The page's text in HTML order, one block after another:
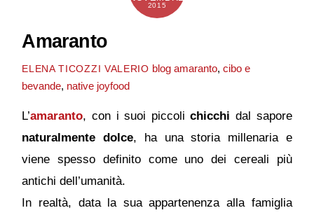
2015
Amaranto
ELENA TICOZZI VALERIO blog amaranto, cibo e
bevande, native joyfood
L’amaranto, con i suoi piccolichicchi dal sapore
naturalmente dolce, ha una storia millenaria e
viene spesso definito come uno dei cereali più
antichi dell’umanità.
In realtà, data la sua appartenenza alla famiglia